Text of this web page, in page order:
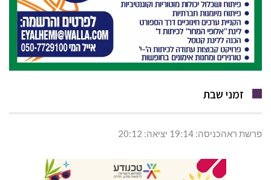
זמני שבת
פרשת ראהכניסה: 19:14 יציאה: 20:12